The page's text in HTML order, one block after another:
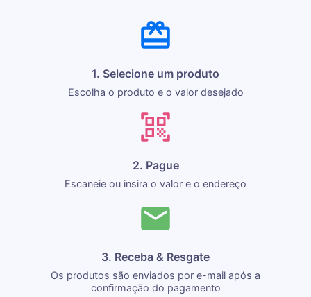
1. Selecione um produto
Escolha o produto e o valor desejado
2. Pague
Escaneie ou insira o valor e o endereço
3. Receba & Resgate
Os produtos são enviados por e-mail após a
confirmação do pagamento